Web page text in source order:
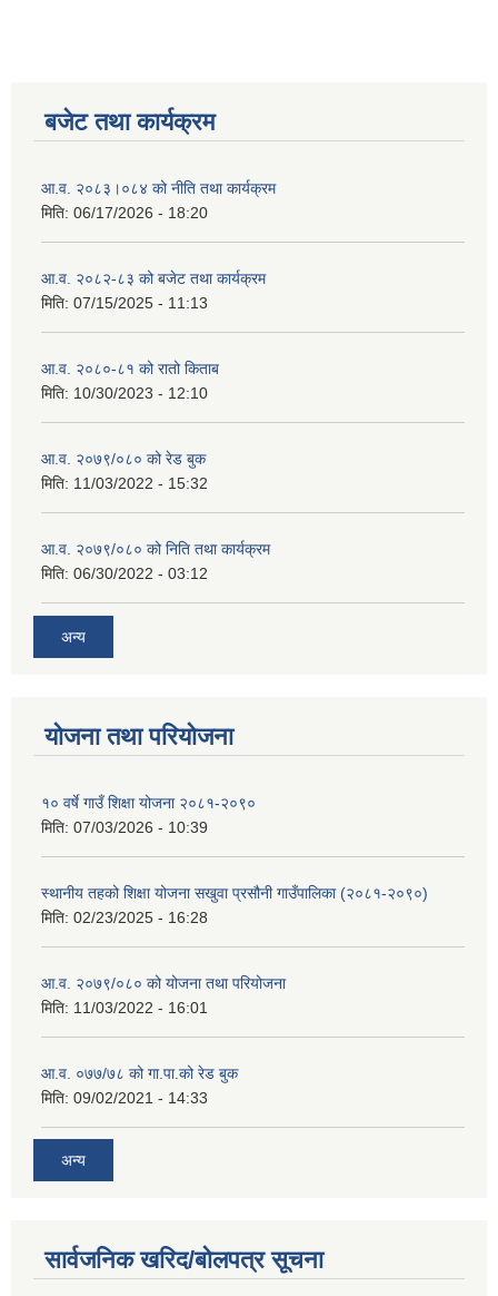
बजेट तथा कार्यक्रम
आ.व. २०८३।०८४ को नीति तथा कार्यक्रम
मिति: 06/17/2026 - 18:20
आ.व. २०८२-८३ को बजेट तथा कार्यक्रम
मिति: 07/15/2025 - 11:13
आ.व. २०८०-८१ को रातो किताब
मिति: 10/30/2023 - 12:10
आ.व. २०७९/०८० को रेड बुक
मिति: 11/03/2022 - 15:32
आ.व. २०७९/०८० को निति तथा कार्यक्रम
मिति: 06/30/2022 - 03:12
अन्य
योजना तथा परियोजना
१० वर्षे गाउँ शिक्षा योजना २०८१-२०९०
मिति: 07/03/2026 - 10:39
स्थानीय तहको शिक्षा योजना सखुवा प्रसौनी गाउँपालिका (२०८१-२०९०)
मिति: 02/23/2025 - 16:28
आ.व. २०७९/०८० को योजना तथा परियोजना
मिति: 11/03/2022 - 16:01
आ.व. ०७७/७८ को गा.पा.को रेड बुक
मिति: 09/02/2021 - 14:33
अन्य
सार्वजनिक खरिद/बोलपत्र सूचना